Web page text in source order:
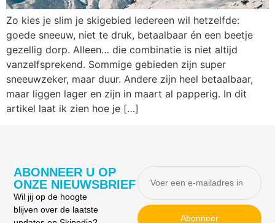
Zo kies je slim je skigebied Iedereen wil hetzelfde:
goede sneeuw, niet te druk, betaalbaar én een beetje
gezellig dorp. Alleen… die combinatie is niet altijd
vanzelfsprekend. Sommige gebieden zijn super
sneeuwzeker, maar duur. Andere zijn heel betaalbaar,
maar liggen lager en zijn in maart al papperig. In dit
artikel laat ik zien hoe je […]
ABONNEER U OP
ONZE NIEUWSBRIEF
Wil jij op de hoogte
blijven over de laatste
Abonneer